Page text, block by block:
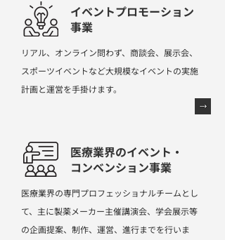
イベントプロモーション
事業
リアル、オンライン問わず、商談会、展示会、
スポーツイベントなど大規模なイベントの実施
計画と運営を手掛けます。
医療業界のイベント・
コンベンション事業
医療業界の専門プロフェッショナルチームとし
て、主に製薬メーカー主催講演会、学会展示等
の企画提案、制作、運営、進行までを行いま